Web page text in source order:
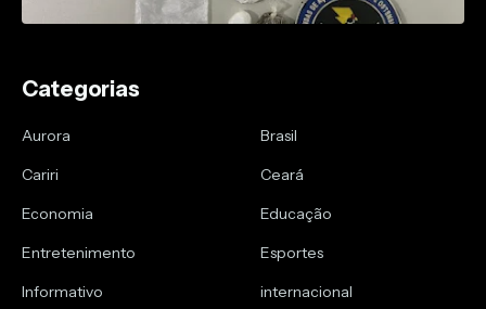
Categorias
Aurora
Brasil
Cariri
Ceará
Economia
Educação
Entretenimento
Esportes
Informativo
internacional